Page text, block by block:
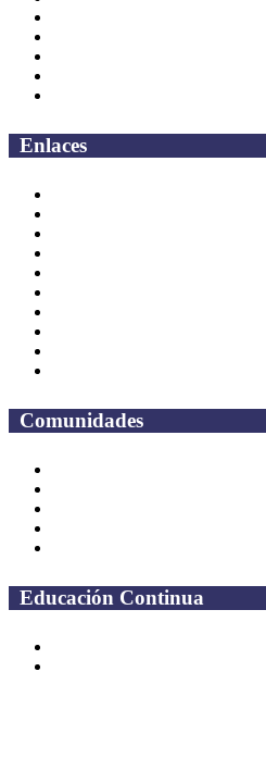
Enlaces
Comunidades
Educación Continua